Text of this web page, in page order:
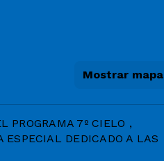
Mostrar mapa
PROGRAMA 7º CIELO ,
ESPECIAL DEDICADO A LAS